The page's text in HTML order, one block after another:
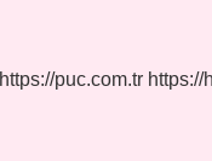
https://puc.com.tr https://